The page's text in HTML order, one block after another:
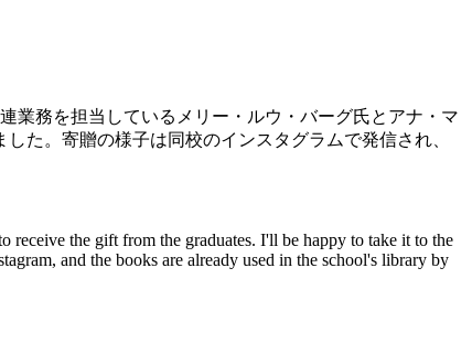
務を担当しているメリー・ルウ・バーグ氏とアナ・マ
た。寄贈の様子は同校のインスタグラムで発信され、
the gift from the graduates. I'll be happy to take it to the
and the books are already used in the school's library by